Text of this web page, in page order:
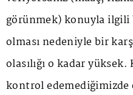
görünmek) konuyla
olması nedeniyle bir
olasılığı o kadar
kontrol edemediğimizde